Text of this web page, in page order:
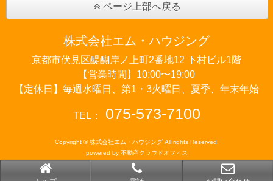
ページ上部へ戻る
株式会社エム・ハウジング
京都市伏見区醍醐岸ノ上町2番地12 下村ビル1階
【営業時間】10:00〜19:00
【定休日】毎週水曜日、第1・3火曜日、夏季、年末年始
TEL： 075-573-7100
Copyright © 株式会社エム・ハウジング All rights Reserved.
powered by 不動産クラウドオフィス